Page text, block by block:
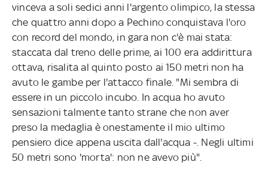
vinceva a soli sedici anni l'argento olimpico, la stessa
che quattro anni dopo a Pechino conquistava l'oro
con record del mondo, in gara non c'è mai stata:
staccata dal treno delle prime, ai 100 era addirittura
ottava, risalita al quinto posto ai 150 metri non ha
avuto le gambe per l'attacco finale. "Mi sembra di
essere in un piccolo incubo. In acqua ho avuto
sensazioni talmente tanto strane che non aver
preso la medaglia è onestamente il mio ultimo
pensiero dice appena uscita dall'acqua -. Negli ultimi
50 metri sono 'morta': non ne avevo più".